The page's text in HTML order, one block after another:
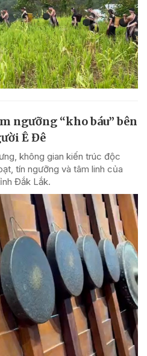
ngưỡng “kho báu” bên
Ê Đê
không gian kiến trúc độc
tín ngưỡng và tâm linh của
Đắk Lắk.